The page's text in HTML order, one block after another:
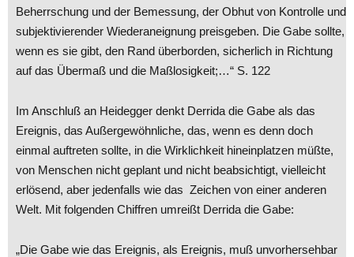
Beherrschung und der Bemessung, der Obhut von Kontrolle und
subjektivierender Wiederaneignung preisgeben. Die Gabe sollte,
wenn es sie gibt, den Rand überborden, sicherlich in Richtung
auf das Übermaß und die Maßlosigkeit;…“ S. 122
Im Anschluß an Heidegger denkt Derrida die Gabe als das
Ereignis, das Außergewöhnliche, das, wenn es denn doch
einmal auftreten sollte, in die Wirklichkeit hineinplatzen müßte,
von Menschen nicht geplant und nicht beabsichtigt, vielleicht
erlösend, aber jedenfalls wie das Zeichen von einer anderen
Welt. Mit folgenden Chiffren umreißt Derrida die Gabe:
„Die Gabe wie das Ereignis, als Ereignis, muß unvorhersehbar